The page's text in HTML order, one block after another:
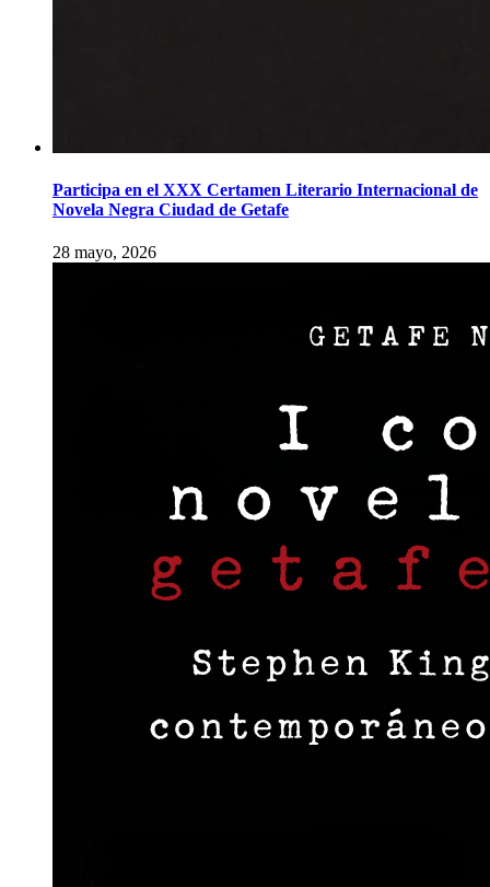
Participa en el XXX Certamen Literario Internacional de
Novela Negra Ciudad de Getafe
28 mayo, 2026